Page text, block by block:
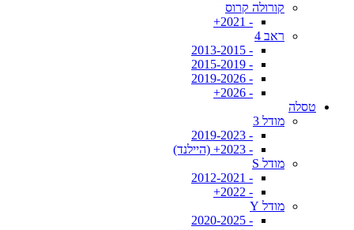
קורולה קרוס
- 2021+
ראב 4
- 2013-2015
- 2015-2019
- 2019-2026
- 2026+
טסלה
מודל 3
- 2019-2023
- 2023+ (היילנד)
מודל S
- 2012-2021
- 2022+
מודל Y
- 2020-2025